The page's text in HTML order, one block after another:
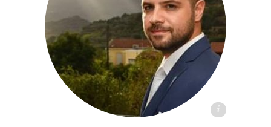
Βασίλης Ν. daskaloi.gr